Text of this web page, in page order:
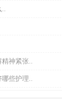
..
神紧张..
些护理..